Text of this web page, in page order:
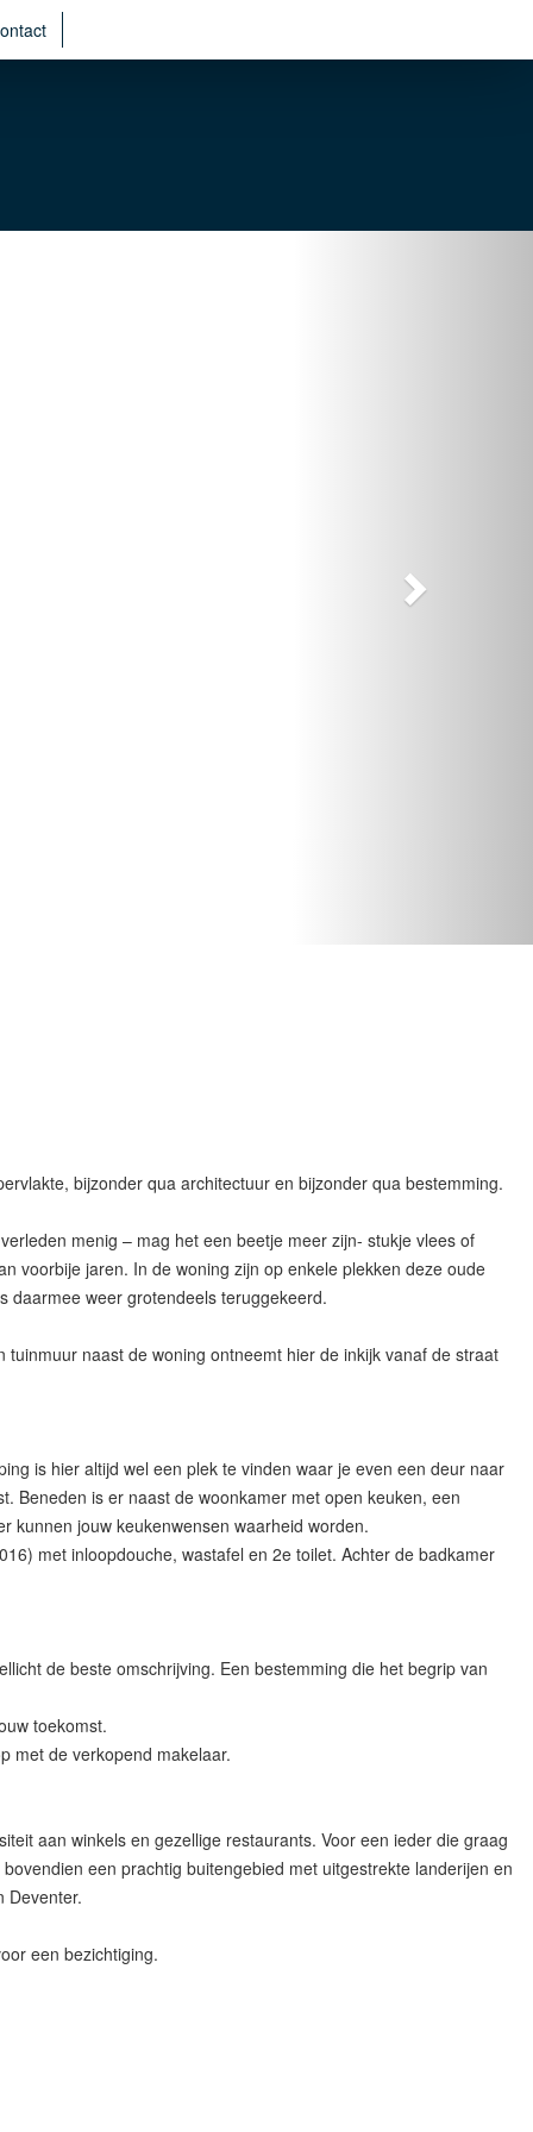
bijzonder qua architectuur en bijzonder qua bestemming.
menig – mag het een beetje meer zijn- stukje vlees of
voorbije jaren. In de woning zijn op enkele plekken deze oude
daarmee weer grotendeels teruggekeerd.
naast de woning ontneemt hier de inkijk vanaf de straat
is hier altijd wel een plek te vinden waar je even een deur naar
Beneden is er naast de woonkamer met open keuken, een
kunnen jouw keukenwensen waarheid worden.
met inloopdouche, wastafel en 2e toilet. Achter de badkamer
de beste omschrijving. Een bestemming die het begrip van
toekomst.
met de verkopend makelaar.
aan winkels en gezellige restaurants. Voor een ieder die graag
een prachtig buitengebied met uitgestrekte landerijen en
Deventer.
een bezichtiging.